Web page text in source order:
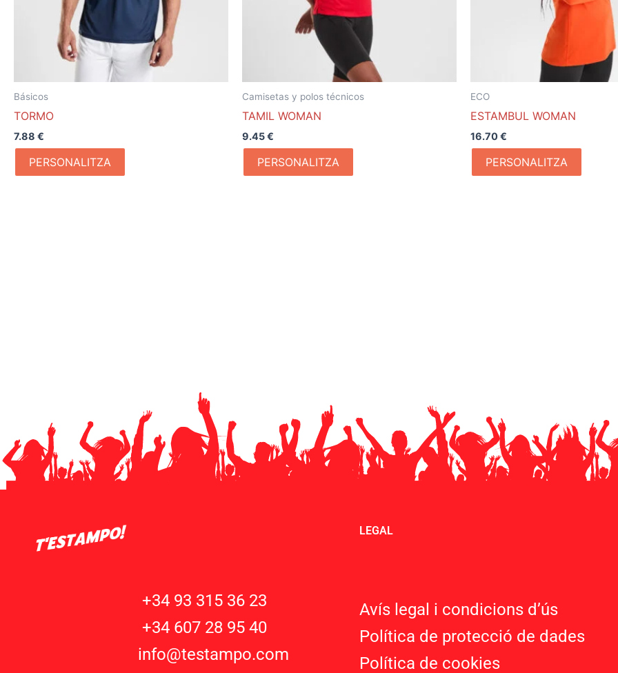
Básicos
TORMO
7.88 €
PERSONALITZA
Camisetas y polos técnicos
TAMIL WOMAN
9.45€
PERSONALITZA
ECO
ESTAMBUL WOMAN
16.70€
PERSONALITZA
+34 93 315 36 23
+34 607 28 95 40
info@testampo.com
LEGAL
Avís legal i condicions d’ús
Política de protecció de dades
Política de cookies